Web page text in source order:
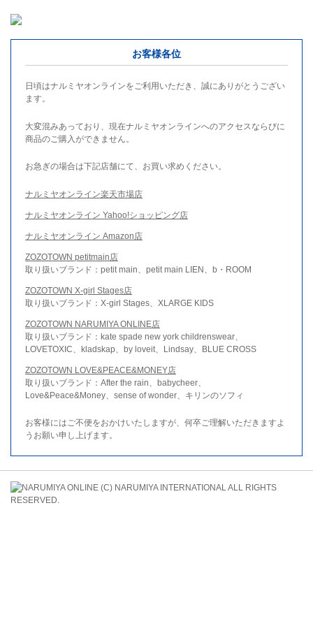
お客様各位
日頃はナルミヤオンラインをご利用いただき、誠にありがとうござい
ます。
大変混みあっており、現在ナルミヤオンラインへのアクセスならびに
商品のご購入ができません。
お急ぎの場合は下記店舗にて、お買い求めください。
ナルミヤオンライン楽天市場店
ナルミヤオンライン Yahoo!ショッピング店
ナルミヤオンライン Amazon店
ZOZOTOWN petitmain店
取り扱いブランド：petit main、petit main LIEN、b・ROOM
ZOZOTOWN X-girl Stages店
取り扱いブランド：X-girl Stages、XLARGE KIDS
ZOZOTOWN NARUMIYA ONLINE店
取り扱いブランド：kate spade new york childrenswear、
LOVETOXIC、kladskap、by loveit、Lindsay、BLUE CROSS
ZOZOTOWN LOVE&PEACE&MONEY店
取り扱いブランド：After the rain、babycheer、
Love&Peace&Money、sense of wonder、キリンのソフィ
お客様にはご不便をおかけいたしますが、何卒ご理解いただきますよ
うお願い申し上げます。